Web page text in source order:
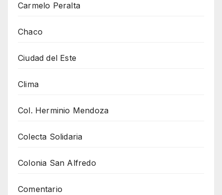
Carmelo Peralta
Chaco
Ciudad del Este
Clima
Col. Herminio Mendoza
Colecta Solidaria
Colonia San Alfredo
Comentario